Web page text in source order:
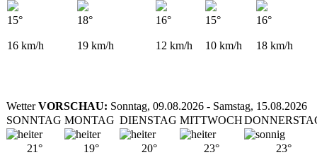
15°
16 km/h
18°
19 km/h
16°
12 km/h
15°
10 km/h
16°
18 km/h
WetterVORSCHAU: Sonntag, 09.08.2026 - Samstag, 15.08.2026
SONNTAG MONTAG DIENSTAG MITTWOCH
21° 19° 20° 23° 23°